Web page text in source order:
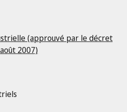
(approuvé par le décret
2007)